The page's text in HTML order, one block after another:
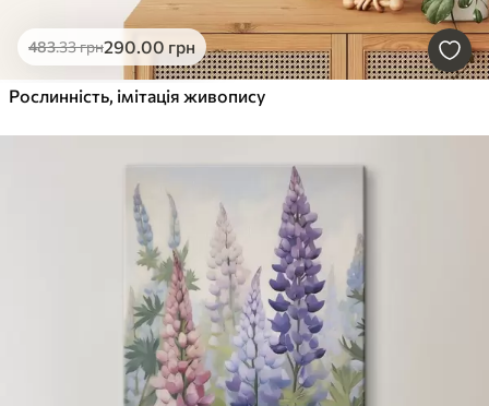
483.33грн290.00 грн
Рослинність, імітація живопису